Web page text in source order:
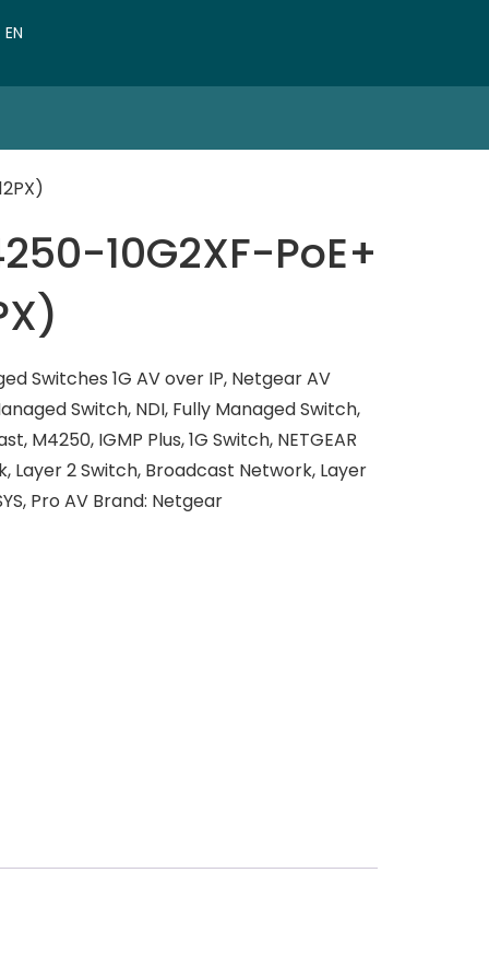
EN
CN
10G2XF-PoE+
Switches 1G AV over IP, Netgear AV
Switch, NDI, Fully Managed Switch,
, M4250, IGMP Plus,1G Switch, NETGEAR
, Layer 2 Switch, Broadcast Network, Layer
, Pro AV Brand: Netgear